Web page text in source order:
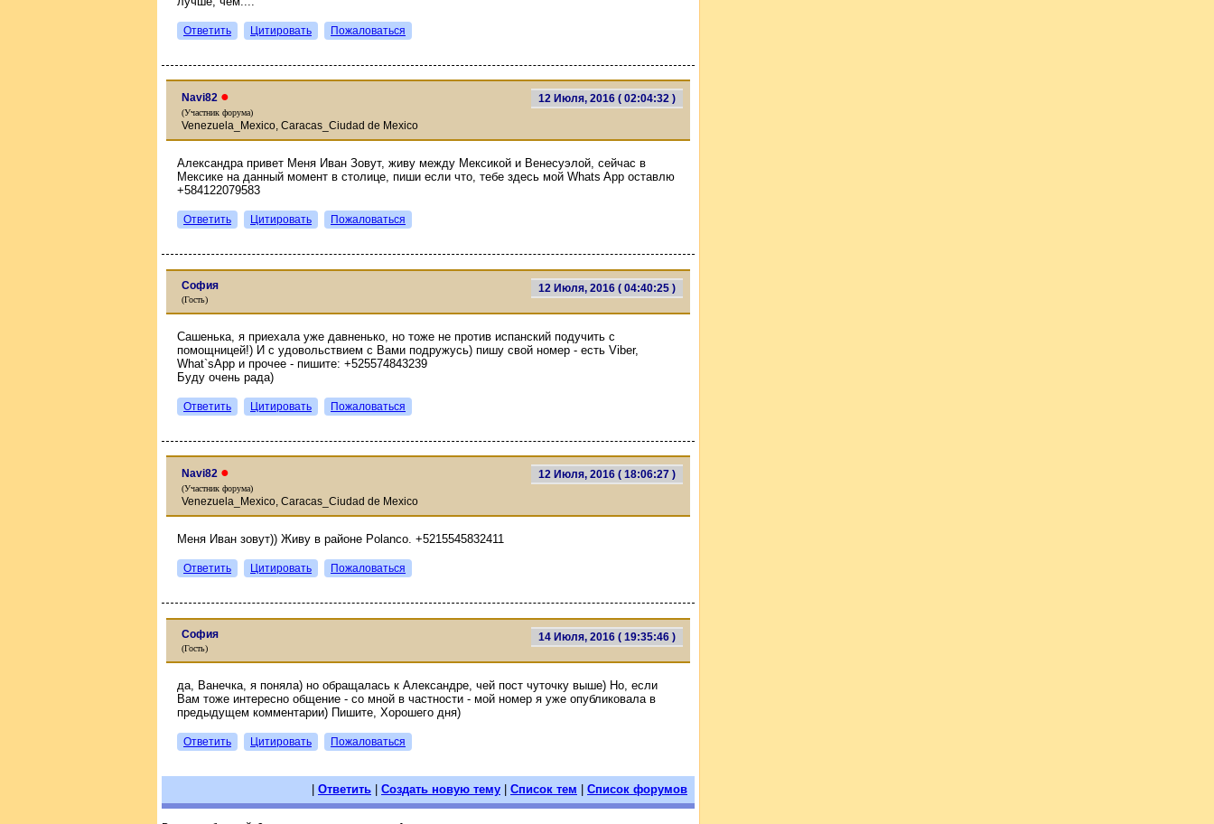
Ответить Цитировать Пожаловаться
12 Июля, 2016 ( 02:04:32 )
Navi82 ●
(Участник форума)
Venezuela_Mexico, Caracas_Ciudad de Mexico
Александра привет Меня Иван Зовут, живу между Мексикой и Венесуэлой, сейчас в
Мексике на данный момент в столице, пиши если что, тебе здесь мой Whats App оставлю
+584122079583
Ответить Цитировать Пожаловаться
12 Июля, 2016 ( 04:40:25 )
София
(Гость)
Сашенька, я приехала уже давненько, но тоже не против испанский подучить с
помощницей!) И с удовольствием с Вами подружусь) пишу свой номер - есть Viber,
What`sApp и прочее - пишите: +525574843239
Буду очень рада)
Ответить Цитировать Пожаловаться
12 Июля, 2016 ( 18:06:27 )
Navi82 ●
(Участник форума)
Venezuela_Mexico, Caracas_Ciudad de Mexico
Меня Иван зовут)) Живу в районе Polanco. +5215545832411
Ответить Цитировать Пожаловаться
14 Июля, 2016 ( 19:35:46 )
София
(Гость)
да, Ванечка, я поняла) но обращалась к Александре, чей пост чуточку выше) Но, если
Вам тоже интересно общение - со мной в частности - мой номер я уже опубликовала в
предыдущем комментарии) Пишите, Хорошего дня)
Ответить Цитировать Пожаловаться
| Ответить | Создать новую тему | Список тем | Список форумов